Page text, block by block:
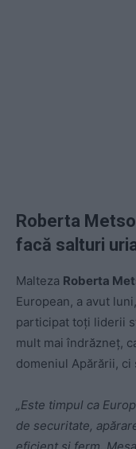
Roberta
facă salturi
Malteza Roberta
European, a avut
participat toți liderii
mult mai îndrăzneț,
domeniul Apărării,
„Este timpul ca
de securitate,
eficient și ferm.